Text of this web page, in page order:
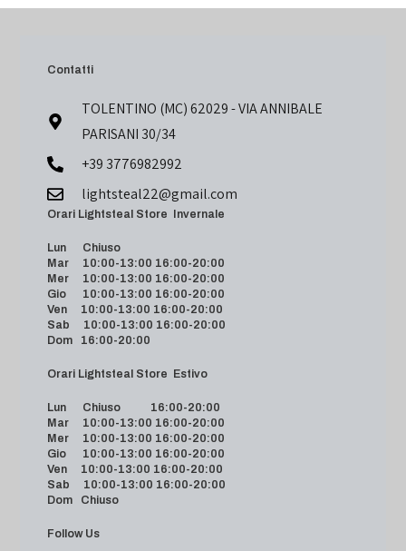
Contatti
TOLENTINO (MC) 62029 - VIA ANNIBALE
PARISANI 30/34
+39 3776982992
lightsteal22@gmail.com
Orari Lightsteal Store Invernale
Lun Chiuso
Mar 10:00-13:00 16:00-20:00
Mer 10:00-13:00 16:00-20:00
Gio 10:00-13:00 16:00-20:00
Ven 10:00-13:00 16:00-20:00
Sab 10:00-13:00 16:00-20:00
Dom 16:00-20:00
Orari Lightsteal Store Estivo
Lun Chiuso 16:00-20:00
Mar 10:00-13:00 16:00-20:00
Mer 10:00-13:00 16:00-20:00
Gio 10:00-13:00 16:00-20:00
Ven 10:00-13:00 16:00-20:00
Sab 10:00-13:00 16:00-20:00
Dom Chiuso
Follow Us